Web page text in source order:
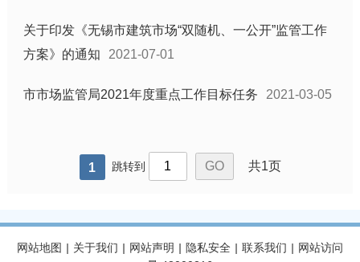
关于印发《无锡市建筑市场“双随机、一公开”监管工作
方案》的通知
2021-07-01
市市场监管局2021年度重点工作目标任务 2021-03-05
1 跳转到 共1页
网站地图 | 关于我们 | 网站声明 | 隐私安全 | 联系我们 | 网站访问